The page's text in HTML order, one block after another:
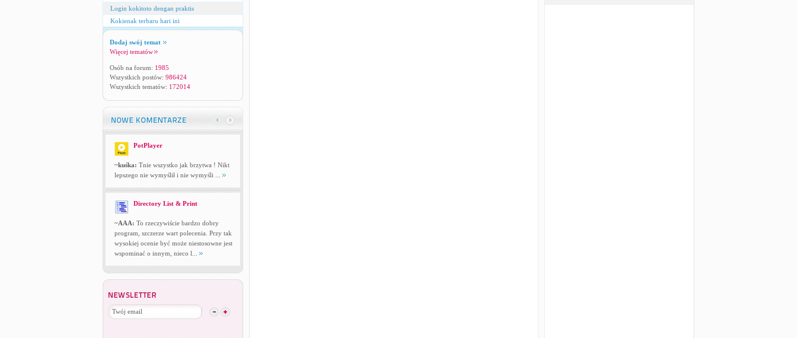
Login kokitoto dengan praktis
Kokienak terbaru hari ini
Dodaj swój temat
Więcej tematów
Osób na forum: 1985
Wszystkich postów: 986424
Wszystkich tematów: 172014
PotPlayer
~kuśka: Tnie wszystko jak brzytwa ! Nikt
lepszego nie wymyślił i nie wymyśli ...
Directory List & Print
~AAA: To rzeczywiście bardzo dobry
program, szczerze wart polecenia. Przy tak
wysokiej ocenie być może niestosowne jest
wspominać o innym, nieco l...